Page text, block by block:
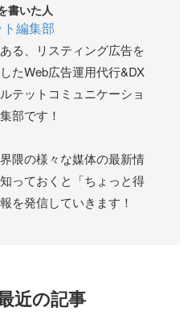
書いた人
編集部
る、リスティング広告を
たWeb広告運用代行&DX
テットコミュニケーショ
部です！
隈の様々な媒体の最新情
っておくと「ちょっと得
を発信していきます！
近の記事